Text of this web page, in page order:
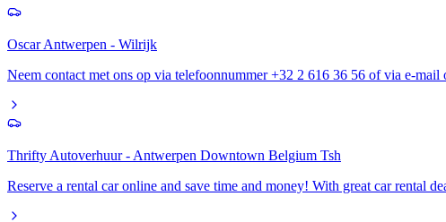
Oscar Antwerpen - Wilrijk
Neem contact met ons op via telefoonnummer +32 2 616 36 56 of via e-
Thrifty Autoverhuur - Antwerpen Downtown Belgium Tsh
Reserve a rental car online and save time and money! With great car rental